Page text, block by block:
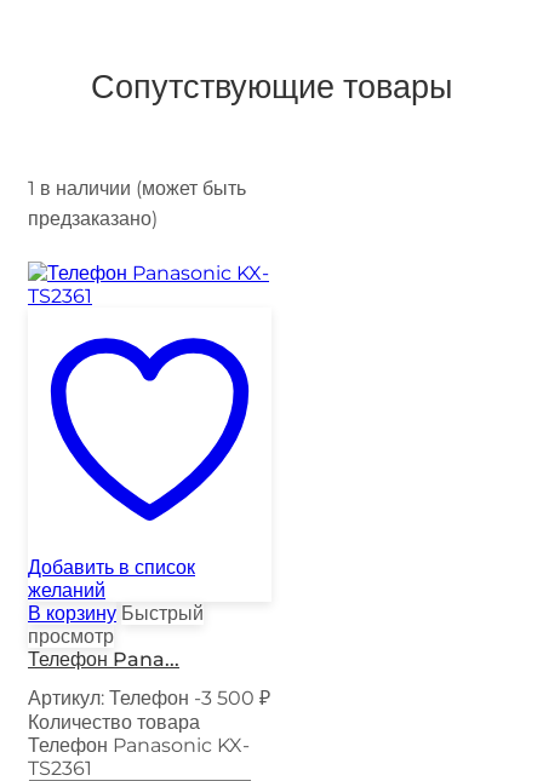
Сопутствующие товары
1 в наличии (может быть
предзаказано)
Добавить в список
желаний
В корзину Быстрый
просмотр
Телефон Pana...
Артикул: Телефон -3 500 ₽
Количество товара
Телефон Panasonic KX-
TS2361